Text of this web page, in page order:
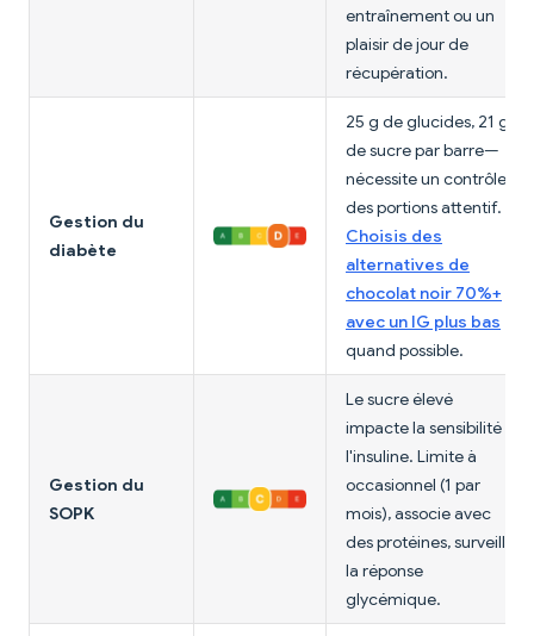
entraînement ou un
plaisir de jour de
récupération.
Gestion du
diabète
25 g de glucides, 21 g
de sucre par barre—
nécessite un contrôle
des portions attentif.
Choisis des
alternatives de
chocolat noir 70%+
avec un IG plus bas
quand possible.
Gestion du
SOPK
Le sucre élevé
impacte la sensibilité à
l'insuline. Limite à
occasionnel (1 par
mois), associe avec
des protéines, surveille
la réponse
glycémique.